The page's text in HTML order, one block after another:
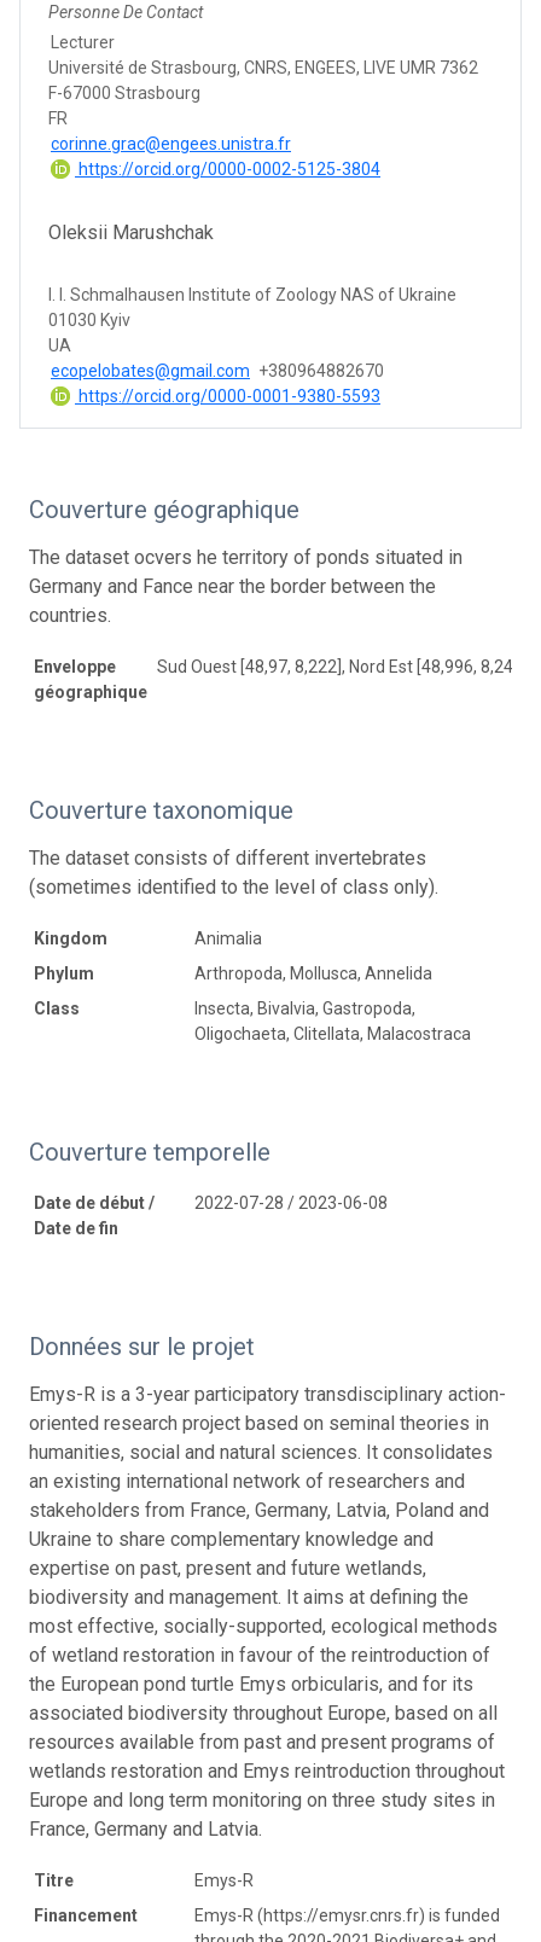
Personne De Contact
Lecturer
Université de Strasbourg, CNRS, ENGEES, LIVE UMR 7362
F-67000 Strasbourg
FR
corinne.grac@engees.unistra.fr
https://orcid.org/0000-0002-5125-3804
Oleksii Marushchak
I. I. Schmalhausen Institute of Zoology NAS of Ukraine
01030 Kyiv
UA
ecopelobates@gmail.com +380964882670
https://orcid.org/0000-0001-9380-5593
Couverture géographique
The dataset ocvers he territory of ponds situated in
Germany and Fance near the border between the
countries.
Enveloppe
géographique
Sud Ouest [48,97, 8,222], Nord Est [48,996, 8,244]
Couverture taxonomique
The dataset consists of different invertebrates
(sometimes identified to the level of class only).
Kingdom
Animalia
Phylum
Arthropoda, Mollusca, Annelida
Class
Insecta, Bivalvia, Gastropoda,
Oligochaeta, Clitellata, Malacostraca
Couverture temporelle
Date de début /
Date de fin
2022-07-28 / 2023-06-08
Données sur le projet
Emys-R is a 3-year participatory transdisciplinary action-
oriented research project based on seminal theories in
humanities, social and natural sciences. It consolidates
an existing international network of researchers and
stakeholders from France, Germany, Latvia, Poland and
Ukraine to share complementary knowledge and
expertise on past, present and future wetlands,
biodiversity and management. It aims at defining the
most effective, socially-supported, ecological methods
of wetland restoration in favour of the reintroduction of
the European pond turtle Emys orbicularis, and for its
associated biodiversity throughout Europe, based on all
resources available from past and present programs of
wetlands restoration and Emys reintroduction throughout
Europe and long term monitoring on three study sites in
France, Germany and Latvia.
Titre
Emys-R
Financement
Emys-R (https://emysr.cnrs.fr) is funded